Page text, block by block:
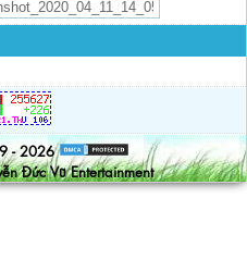
- 2026
Đức Vũ Entertainment